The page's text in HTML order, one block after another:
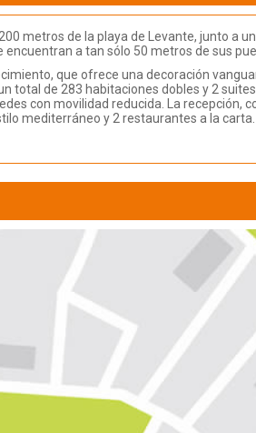
metros de la playa de Levante, junto a
encuentran a tan sólo 50 metros de sus
que ofrece una decoración
total de 283 habitaciones dobles y 2
con movilidad reducida. La recepción,
mediterráneo y 2 restaurantes a la